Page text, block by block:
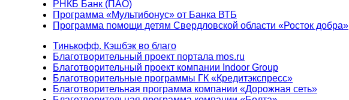
РНКБ Банк (ПАО)
Программа «Мультибонус» от Банка ВТБ
Программа помощи детям Свердловской области «Росток добра»
Тинькофф. Кэшбэк во благо
Благотворительный проект портала mos.ru
Благотворительный проект компании Indoor Group
Благотворительные программы ГК «Кредитэкспресс»
Благотворительная программа компании «Дорожная сеть»